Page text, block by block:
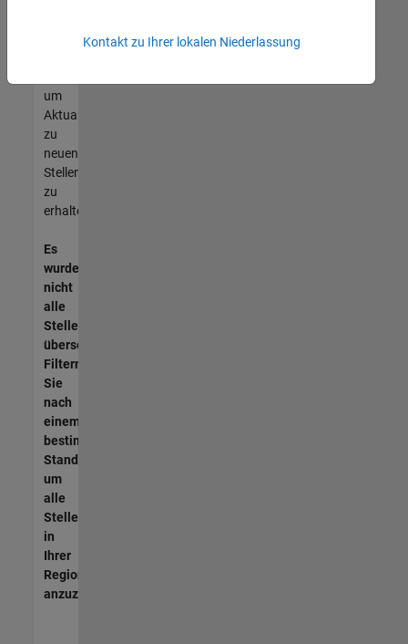
unseres
um
Aktualisierungen
zu
neuen
Stellenangeboten
zu
erhalten.
Es
wurden
nicht
alle
Stellen
übersetzt.
Filtern
Sie
nach
einem
bestimmten
Standort,
um
alle
Stellenangebote
in
Ihrer
Region
anzuzeigen.
Kontakt zu Ihrer lokalen Niederlassung